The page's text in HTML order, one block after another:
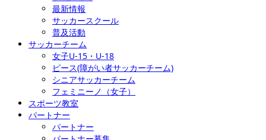
最新情報
サッカースクール
普及活動
サッカーチーム
女子U-15・U-18
ピース(障がい者サッカーチーム)
シニアサッカーチーム
フェミニーノ（女子）
スポーツ教室
パートナー
パートナー